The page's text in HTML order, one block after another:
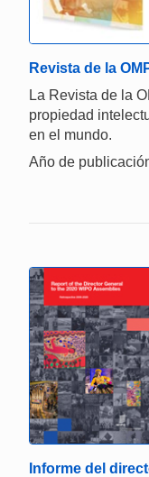
Revista de la
La Revista de la
propiedad
en el mundo.
Año de
Informe del